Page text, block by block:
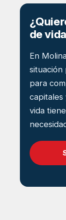
de
En
situación
para
capitales
vida